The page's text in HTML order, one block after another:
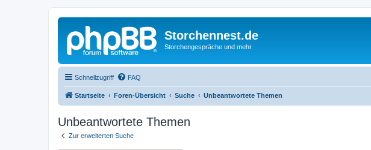
Storchennest.de
Storchengespräche und mehr
Schnellzugriff FAQ
Startseite Foren-Übersicht Suche Unbeantwortete Themen
Unbeantwortete Themen
Zur erweiterten Suche